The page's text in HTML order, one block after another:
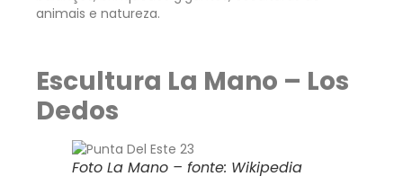
animais e natureza.
Escultura La Mano – Los
Dedos
Foto La Mano – fonte: Wikipedia